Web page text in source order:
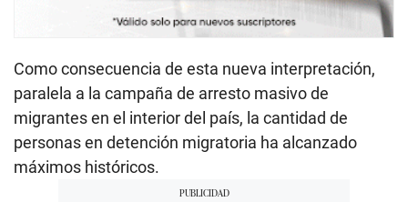
Como consecuencia de esta nueva interpretación,
paralela a la campaña de arresto masivo de
migrantes en el interior del país, la cantidad de
personas en detención migratoria ha alcanzado
máximos históricos.